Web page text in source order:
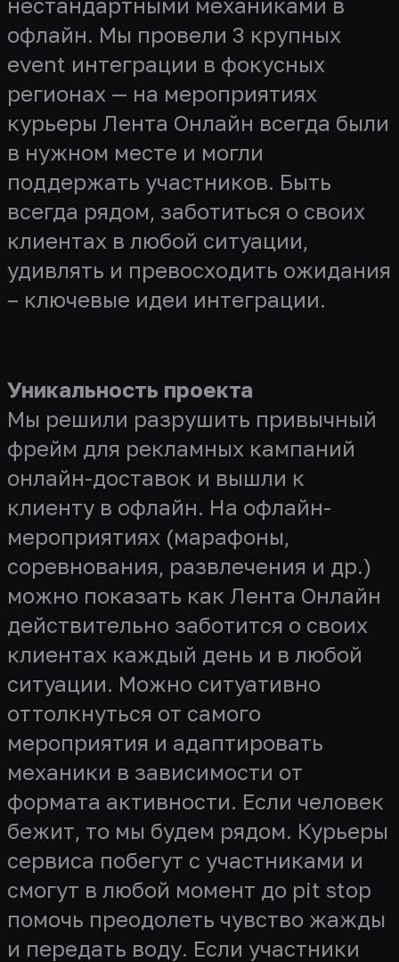
офлайн. Мы провели 3 крупных
event интеграции в фокусных
регионах — на мероприятиях
курьеры Лента Онлайн всегда были
в нужном месте и могли
поддержать участников. Быть
всегда рядом, заботиться о своих
клиентах в любой ситуации,
удивлять и превосходить ожидания
– ключевые идеи интеграции.
Уникальность проекта
Мы решили разрушить привычный
фрейм для рекламных кампаний
онлайн-доставок и вышли к
клиенту в офлайн. На офлайн-
мероприятиях (марафоны,
соревнования, развлечения и др.)
можно показать как Лента Онлайн
действительно заботится о своих
клиентах каждый день и в любой
ситуации. Можно ситуативно
оттолкнуться от самого
мероприятия и адаптировать
механики в зависимости от
формата активности. Если человек
бежит, то мы будем рядом. Курьеры
сервиса побегут с участниками и
смогут в любой момент до pit stop
помочь преодолеть чувство жажды
и передать воду. Если участники